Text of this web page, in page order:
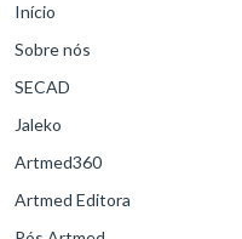
Início
Sobre nós
SECAD
Jaleko
Artmed360
Artmed Editora